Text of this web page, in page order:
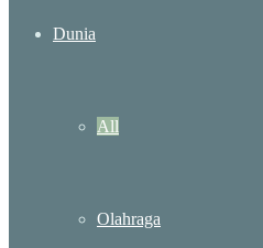
Dunia
All
Olahraga